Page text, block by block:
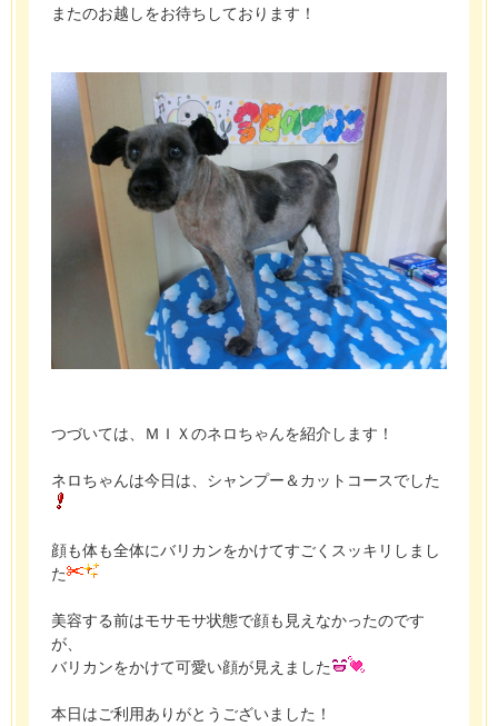
またのお越しをお待ちしております！
つづいては、ＭＩＸのネロちゃんを紹介します！
ネロちゃんは今日は、シャンプー＆カットコースでした
顔も体も全体にバリカンをかけてすごくスッキリしまし
た
美容する前はモサモサ状態で顔も見えなかったのです
が、
バリカンをかけて可愛い顔が見えました
本日はご利用ありがとうございました！